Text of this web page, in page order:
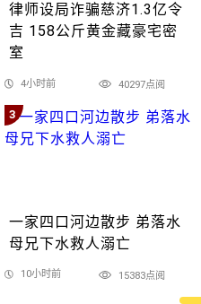
律师设局诈骗慈济1.3亿令
吉 158公斤黄金藏豪宅密
室
4小时前 40297点阅
3
一家四口河边散步 弟落水
母兄下水救人溺亡
10小时前 15383点阅